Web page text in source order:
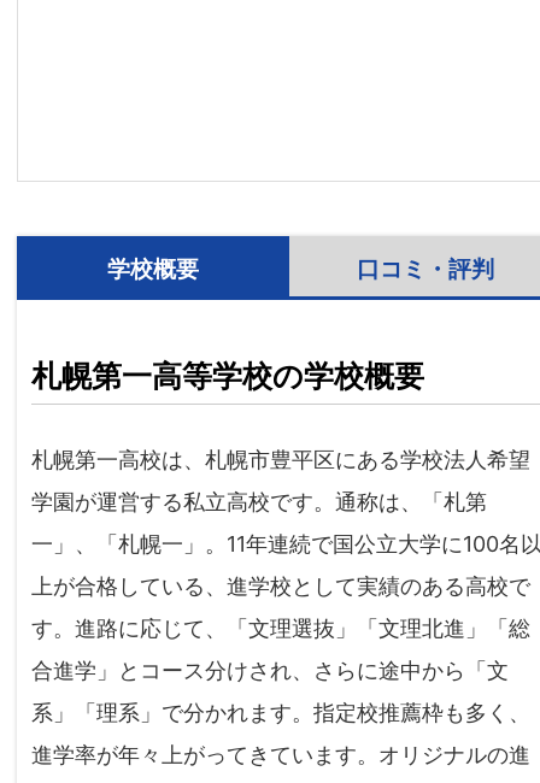
学校概要 口コミ・評判
札幌第一高等学校の学校概要
札幌第一高校は、札幌市豊平区にある学校法人希望
学園が運営する私立高校です。通称は、「札第
一」、「札幌一」。11年連続で国公立大学に100名
上が合格している、進学校として実績のある高校で
す。進路に応じて、「文理選抜」「文理北進」「総
合進学」とコース分けされ、さらに途中から「文
系」「理系」で分かれます。指定校推薦枠も多く、
進学率が年々上がってきています。オリジナルの進